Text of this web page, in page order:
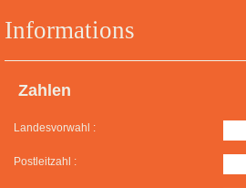
Informations
Zahlen
Landesvorwahl :
Postleitzahl :